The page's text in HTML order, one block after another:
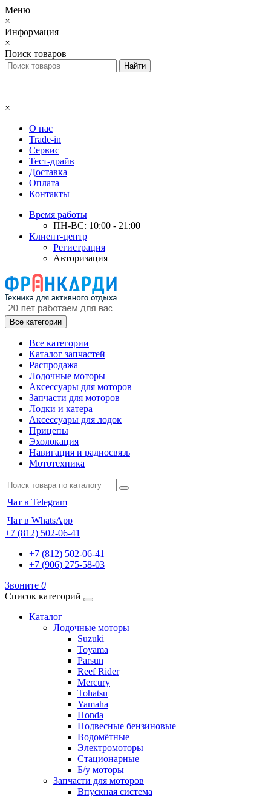
Меню
×
Информация
×
Поиск товаров
×
О нас
Trade-in
Сервис
Тест-драйв
Доставка
Оплата
Контакты
Время работы
ПН-ВС: 10:00 - 21:00
Клиент-центр
Регистрация
Авторизация
Все категории
Все категории
Каталог запчастей
Распродажа
Лодочные моторы
Аксессуары для моторов
Запчасти для моторов
Лодки и катера
Аксессуары для лодок
Прицепы
Эхолокация
Навигация и радиосвязь
Мототехника
Чат в Telegram
Чат в WhatsApp
+7 (812) 502-06-41
+7 (812) 502-06-41
+7 (906) 275-58-03
Звоните 0
Список категорий
Каталог
Лодочные моторы
Suzuki
Toyama
Parsun
Reef Rider
Mercury
Tohatsu
Yamaha
Honda
Подвесные бензиновые
Водомётные
Электромоторы
Стационарные
Б/у моторы
Запчасти для моторов
Впускная система